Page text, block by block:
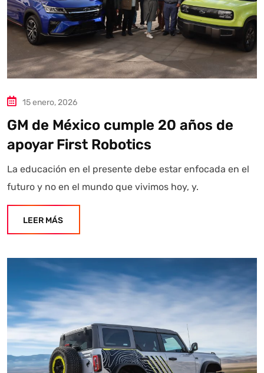
15 enero, 2026
GM de México cumple 20 años de
apoyar First Robotics
La educación en el presente debe estar enfocada en el
futuro y no en el mundo que vivimos hoy, y.
LEER MÁS